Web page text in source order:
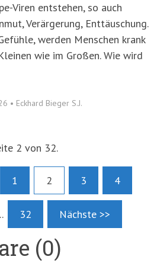
Viren entstehen, so auch
Verärgerung, Enttäuschung.
werden Menschen krank
wie im Großen. Wie wird
• Eckhard Bieger S.J.
2 von 32.
1 2 3 4
32 Nächste >>
(0)